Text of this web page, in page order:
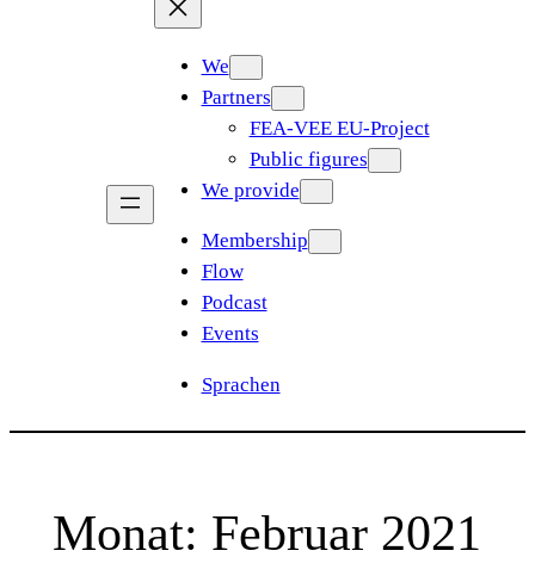
We
Partners
FEA-VEE EU-Project
Public figures
We provide
Membership
Flow
Podcast
Events
Sprachen
Monat: Februar 2021